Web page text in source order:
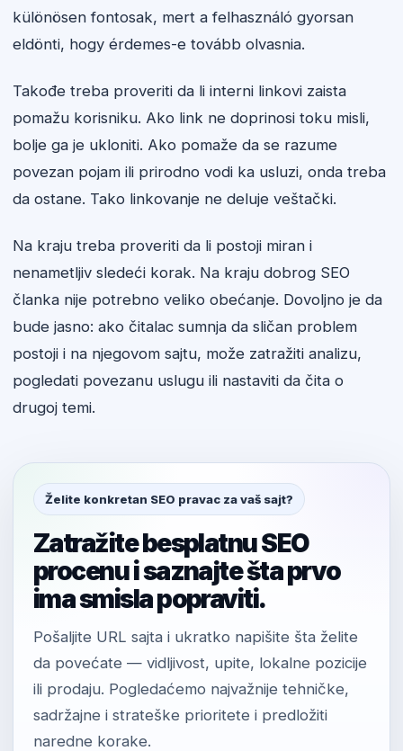
különösen fontosak, mert a felhasználó gyorsan
eldönti, hogy érdemes-e tovább olvasnia.
Takođe treba proveriti da li interni linkovi zaista
pomažu korisniku. Ako link ne doprinosi toku misli,
bolje ga je ukloniti. Ako pomaže da se razume
povezan pojam ili prirodno vodi ka usluzi, onda treba
da ostane. Tako linkovanje ne deluje veštački.
Na kraju treba proveriti da li postoji miran i
nenametljiv sledeći korak. Na kraju dobrog SEO
članka nije potrebno veliko obećanje. Dovoljno je da
bude jasno: ako čitalac sumnja da sličan problem
postoji i na njegovom sajtu, može zatražiti analizu,
pogledati povezanu uslugu ili nastaviti da čita o
drugoj temi.
Želite konkretan SEO pravac za vaš sajt?
Zatražite besplatnu SEO
procenu i saznajte šta prvo
ima smisla popraviti.
Pošaljite URL sajta i ukratko napišite šta želite
da povećate — vidljivost, upite, lokalne pozicije
ili prodaju. Pogledaćemo najvažnije tehničke,
sadržajne i strateške prioritete i predložiti
naredne korake.